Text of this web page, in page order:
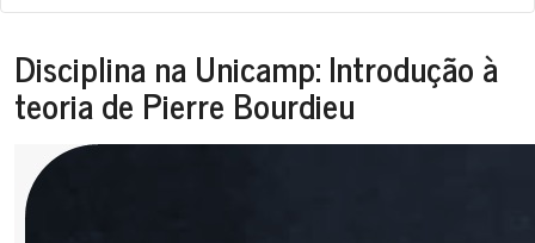
Disciplina na Unicamp: Introdução à
teoria de Pierre Bourdieu